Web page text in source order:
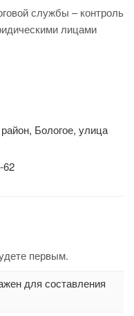
службы – контроль
лицами
Бологое, улица
62
первым.
для составления